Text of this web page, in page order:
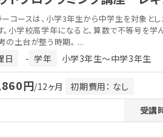
ーコースは、小学3年生から中学生を対象と
。小学校高学年になると、算数で不等号を学
の土台が整う時期。 ...
日 - 学年 小学3年生〜中学3年生
円/12ヶ月
初期費用： なし
受講